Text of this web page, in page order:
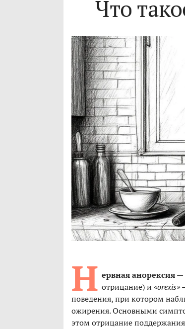
Что
Н ервная анорексия—
отрицание) и «orexis»
поведения, при котором
ожирения. Основными
этом отрицание